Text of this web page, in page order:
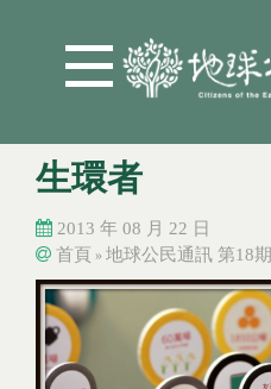
生環者
2013 年 08 月 22 日
您在這裡
首頁 » 地球公民通訊 第18期
您在這裡